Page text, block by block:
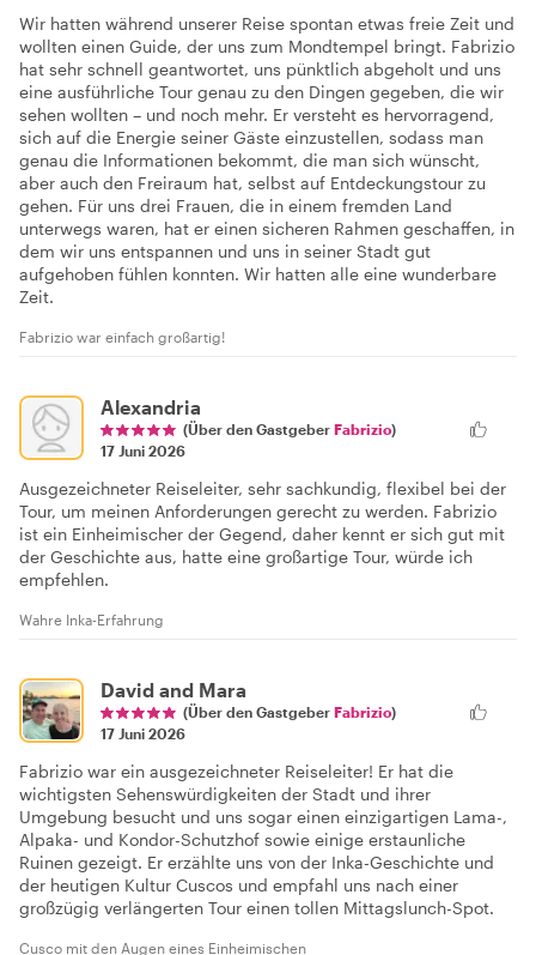
Wir hatten während unserer Reise spontan etwas freie Zeit und
wollten einen Guide, der uns zum Mondtempel bringt. Fabrizio
hat sehr schnell geantwortet, uns pünktlich abgeholt und uns
eine ausführliche Tour genau zu den Dingen gegeben, die wir
sehen wollten – und noch mehr. Er versteht es hervorragend,
sich auf die Energie seiner Gäste einzustellen, sodass man
genau die Informationen bekommt, die man sich wünscht,
aber auch den Freiraum hat, selbst auf Entdeckungstour zu
gehen. Für uns drei Frauen, die in einem fremden Land
unterwegs waren, hat er einen sicheren Rahmen geschaffen, in
dem wir uns entspannen und uns in seiner Stadt gut
aufgehoben fühlen konnten. Wir hatten alle eine wunderbare
Zeit.
Fabrizio war einfach großartig!
Alexandria
(Über den Gastgeber Fabrizio)
17 Juni 2026
Ausgezeichneter Reiseleiter, sehr sachkundig, flexibel bei der
Tour, um meinen Anforderungen gerecht zu werden. Fabrizio
ist ein Einheimischer der Gegend, daher kennt er sich gut mit
der Geschichte aus, hatte eine großartige Tour, würde ich
empfehlen.
Wahre Inka-Erfahrung
David and Mara
(Über den Gastgeber Fabrizio)
17 Juni 2026
Fabrizio war ein ausgezeichneter Reiseleiter! Er hat die
wichtigsten Sehenswürdigkeiten der Stadt und ihrer
Umgebung besucht und uns sogar einen einzigartigen Lama-,
Alpaka- und Kondor-Schutzhof sowie einige erstaunliche
Ruinen gezeigt. Er erzählte uns von der Inka-Geschichte und
der heutigen Kultur Cuscos und empfahl uns nach einer
großzügig verlängerten Tour einen tollen Mittagslunch-Spot.
Cusco mit den Augen eines Einheimischen